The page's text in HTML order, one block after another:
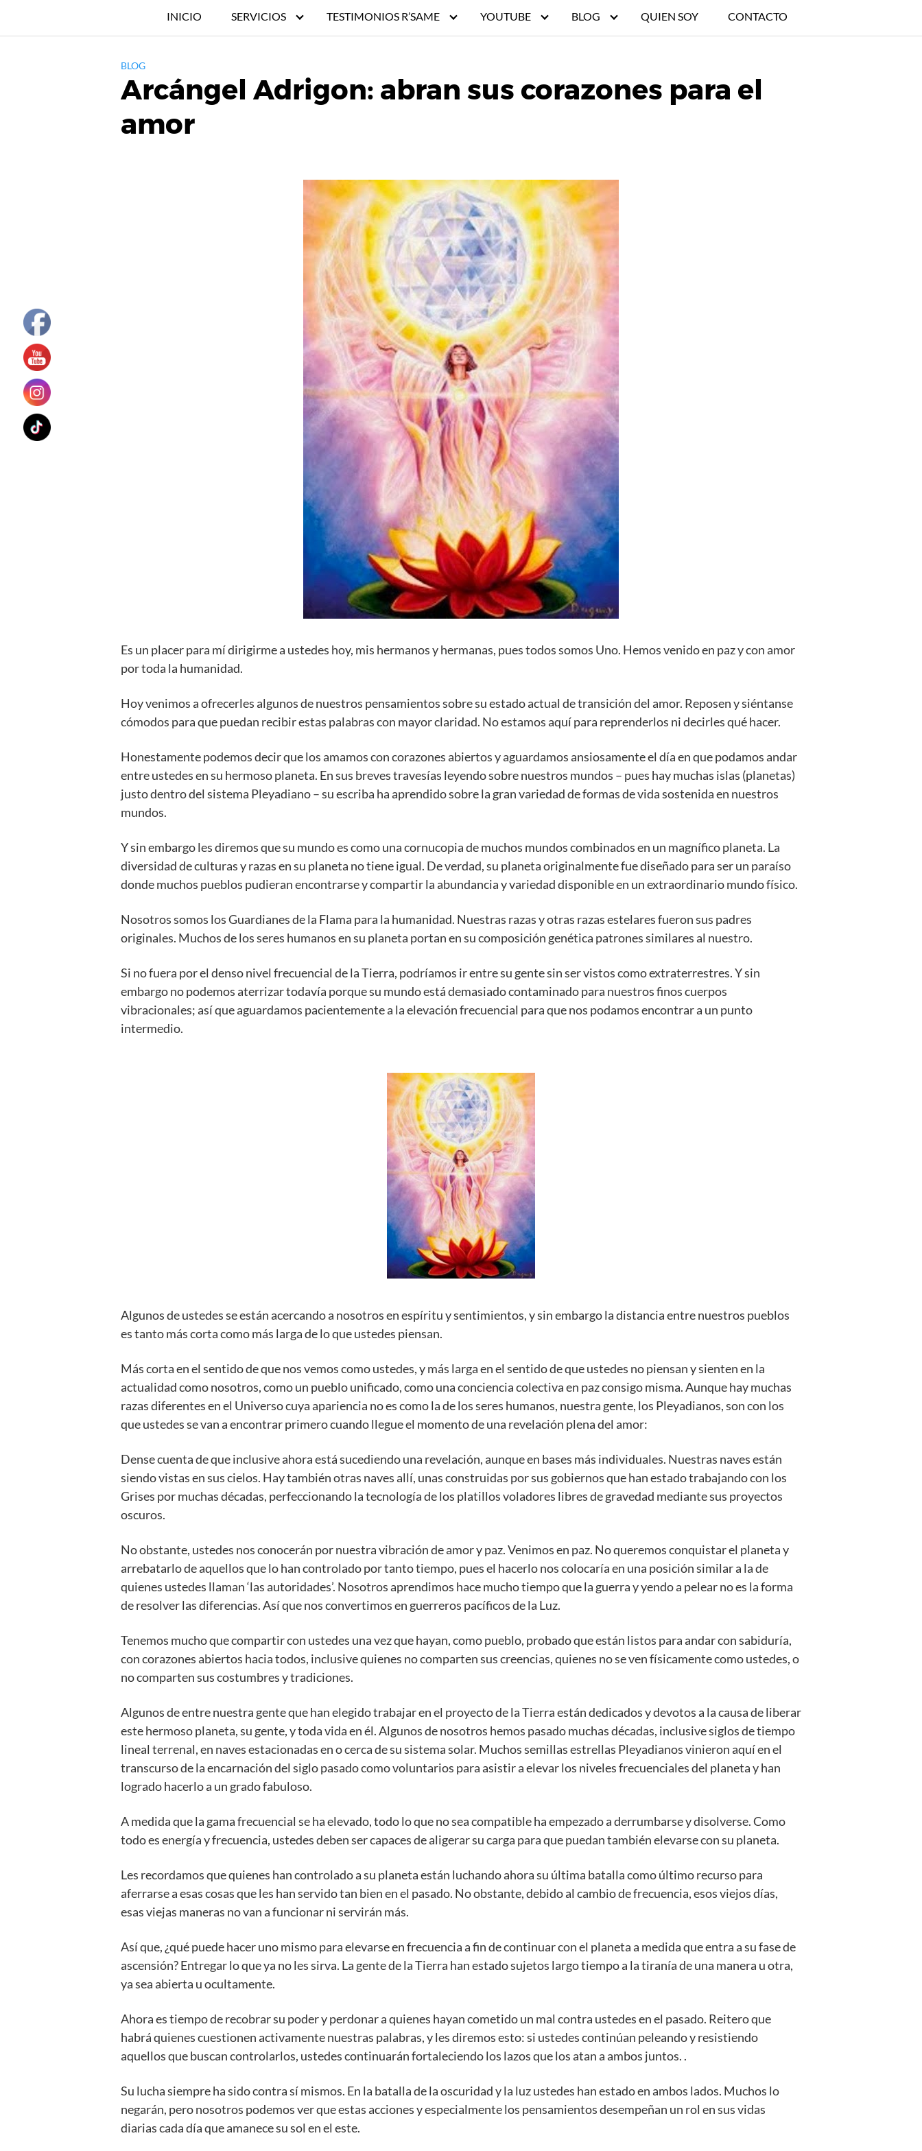
INICIO SERVICIOS TESTIMONIOS R’SAME YOUTUBE BLOG QUIEN SOY CONTACTO
BLOG
Arcángel Adrigon: abran sus corazones para el
amor
Es un placer para mí dirigirme a ustedes hoy, mis hermanos y hermanas, pues todos somos Uno. Hemos venido en paz y con amor
por toda la humanidad.
Hoy venimos a ofrecerles algunos de nuestros pensamientos sobre su estado actual de transición del amor. Reposen y siéntanse
cómodos para que puedan recibir estas palabras con mayor claridad. No estamos aquí para reprenderlos ni decirles qué hacer.
Honestamente podemos decir que los amamos con corazones abiertos y aguardamos ansiosamente el día en que podamos andar
entre ustedes en su hermoso planeta. En sus breves travesías leyendo sobre nuestros mundos – pues hay muchas islas (planetas)
justo dentro del sistema Pleyadiano – su escriba ha aprendido sobre la gran variedad de formas de vida sostenida en nuestros
mundos.
Y sin embargo les diremos que su mundo es como una cornucopia de muchos mundos combinados en un magnífico planeta. La
diversidad de culturas y razas en su planeta no tiene igual. De verdad, su planeta originalmente fue diseñado para ser un paraíso
donde muchos pueblos pudieran encontrarse y compartir la abundancia y variedad disponible en un extraordinario mundo físico.
Nosotros somos los Guardianes de la Flama para la humanidad. Nuestras razas y otras razas estelares fueron sus padres
originales. Muchos de los seres humanos en su planeta portan en su composición genética patrones similares al nuestro.
Si no fuera por el denso nivel frecuencial de la Tierra, podríamos ir entre su gente sin ser vistos como extraterrestres. Y sin
embargo no podemos aterrizar todavía porque su mundo está demasiado contaminado para nuestros finos cuerpos
vibracionales; así que aguardamos pacientemente a la elevación frecuencial para que nos podamos encontrar a un punto
intermedio.
Algunos de ustedes se están acercando a nosotros en espíritu y sentimientos, y sin embargo la distancia entre nuestros pueblos
es tanto más corta como más larga de lo que ustedes piensan.
Más corta en el sentido de que nos vemos como ustedes, y más larga en el sentido de que ustedes no piensan y sienten en la
actualidad como nosotros, como un pueblo unificado, como una conciencia colectiva en paz consigo misma. Aunque hay muchas
razas diferentes en el Universo cuya apariencia no es como la de los seres humanos, nuestra gente, los Pleyadianos, son con los
que ustedes se van a encontrar primero cuando llegue el momento de una revelación plena del amor:
Dense cuenta de que inclusive ahora está sucediendo una revelación, aunque en bases más individuales. Nuestras naves están
siendo vistas en sus cielos. Hay también otras naves allí, unas construidas por sus gobiernos que han estado trabajando con los
Grises por muchas décadas, perfeccionando la tecnología de los platillos voladores libres de gravedad mediante sus proyectos
oscuros.
No obstante, ustedes nos conocerán por nuestra vibración de amor y paz. Venimos en paz. No queremos conquistar el planeta y
arrebatarlo de aquellos que lo han controlado por tanto tiempo, pues el hacerlo nos colocaría en una posición similar a la de
quienes ustedes llaman ‘las autoridades’. Nosotros aprendimos hace mucho tiempo que la guerra y yendo a pelear no es la forma
de resolver las diferencias. Así que nos convertimos en guerreros pacíficos de la Luz.
Tenemos mucho que compartir con ustedes una vez que hayan, como pueblo, probado que están listos para andar con sabiduría,
con corazones abiertos hacia todos, inclusive quienes no comparten sus creencias, quienes no se ven físicamente como ustedes, o
no comparten sus costumbres y tradiciones.
Algunos de entre nuestra gente que han elegido trabajar en el proyecto de la Tierra están dedicados y devotos a la causa de liberar
este hermoso planeta, su gente, y toda vida en él. Algunos de nosotros hemos pasado muchas décadas, inclusive siglos de tiempo
lineal terrenal, en naves estacionadas en o cerca de su sistema solar. Muchos semillas estrellas Pleyadianos vinieron aquí en el
transcurso de la encarnación del siglo pasado como voluntarios para asistir a elevar los niveles frecuenciales del planeta y han
logrado hacerlo a un grado fabuloso.
A medida que la gama frecuencial se ha elevado, todo lo que no sea compatible ha empezado a derrumbarse y disolverse. Como
todo es energía y frecuencia, ustedes deben ser capaces de aligerar su carga para que puedan también elevarse con su planeta.
Les recordamos que quienes han controlado a su planeta están luchando ahora su última batalla como último recurso para
aferrarse a esas cosas que les han servido tan bien en el pasado. No obstante, debido al cambio de frecuencia, esos viejos días,
esas viejas maneras no van a funcionar ni servirán más.
Así que, ¿qué puede hacer uno mismo para elevarse en frecuencia a fin de continuar con el planeta a medida que entra a su fase de
ascensión? Entregar lo que ya no les sirva. La gente de la Tierra han estado sujetos largo tiempo a la tiranía de una manera u otra,
ya sea abierta u ocultamente.
Ahora es tiempo de recobrar su poder y perdonar a quienes hayan cometido un mal contra ustedes en el pasado. Reitero que
habrá quienes cuestionen activamente nuestras palabras, y les diremos esto: si ustedes continúan peleando y resistiendo
aquellos que buscan controlarlos, ustedes continuarán fortaleciendo los lazos que los atan a ambos juntos. .
Su lucha siempre ha sido contra sí mismos. En la batalla de la oscuridad y la luz ustedes han estado en ambos lados. Muchos lo
negarán, pero nosotros podemos ver que estas acciones y especialmente los pensamientos desempeñan un rol en sus vidas
diarias cada día que amanece su sol en el este.